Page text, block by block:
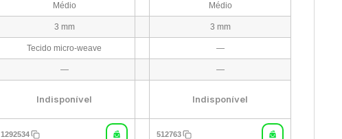
Médio Médio
3 mm 3 mm
Tecido micro-weave —
— —
Indisponível Indisponível
1292534 512763